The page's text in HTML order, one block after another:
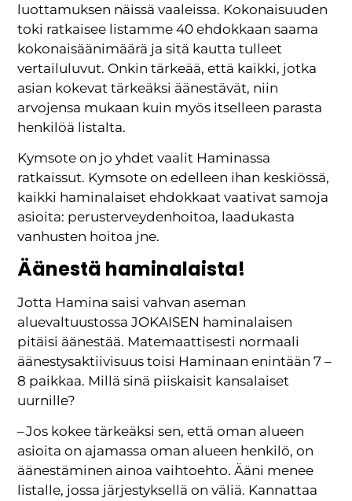
luottamuksen näissä vaaleissa. Kokonaisuuden
toki ratkaisee listamme 40 ehdokkaan saama
kokonaisäänimäärä ja sitä kautta tulleet
vertailuluvut. Onkin tärkeää, että kaikki, jotka
asian kokevat tärkeäksi äänestävät, niin
arvojensa mukaan kuin myös itselleen parasta
henkilöä listalta.
Kymsote on jo yhdet vaalit Haminassa
ratkaissut. Kymsote on edelleen ihan keskiössä,
kaikki haminalaiset ehdokkaat vaativat samoja
asioita: perusterveydenhoitoa, laadukasta
vanhusten hoitoa jne.
Äänestä haminalaista!
Jotta Hamina saisi vahvan aseman
aluevaltuustossa JOKAISEN haminalaisen
pitäisi äänestää. Matemaattisesti normaali
äänestysaktiivisuus toisi Haminaan enintään 7 –
8 paikkaa. Millä sinä piiskaisit kansalaiset
uurnille?
– Jos kokee tärkeäksi sen, että oman alueen
asioita on ajamassa oman alueen henkilö, on
äänestäminen ainoa vaihtoehto. Ääni menee
listalle, jossa järjestyksellä on väliä. Kannattaa